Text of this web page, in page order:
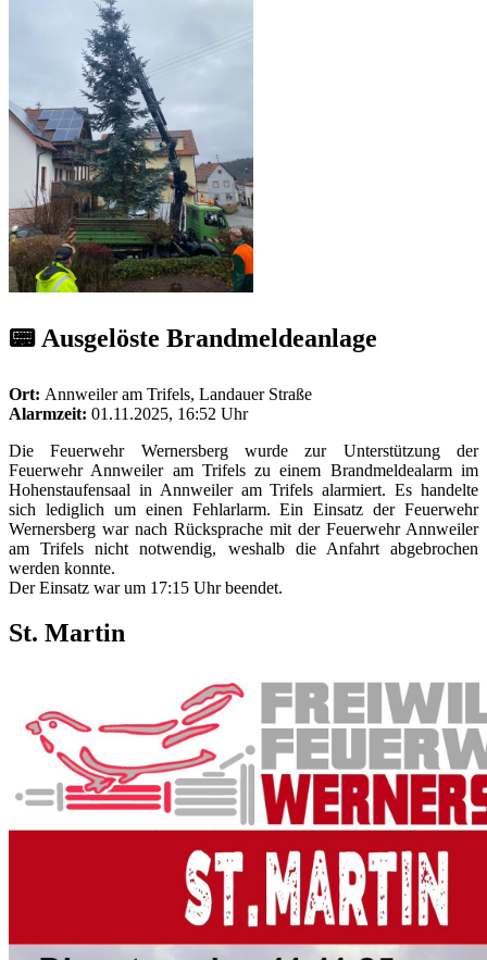
📟 Ausgelöste Brandmeldeanlage
Ort: Annweiler am Trifels, Landauer Straße
Alarmzeit: 01.11.2025, 16:52 Uhr
Die Feuerwehr Wernersberg wurde zur Unterstützung der
Feuerwehr Annweiler am Trifels zu einem Brandmeldealarm im
Hohenstaufensaal in Annweiler am Trifels alarmiert. Es handelte
sich lediglich um einen Fehlarlarm. Ein Einsatz der Feuerwehr
Wernersberg war nach Rücksprache mit der Feuerwehr Annweiler
am Trifels nicht notwendig, weshalb die Anfahrt abgebrochen
werden konnte.
Der Einsatz war um 17:15 Uhr beendet.
St. Martin